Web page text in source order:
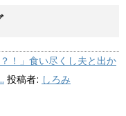
！」食い尽くし夫と出か
投稿者: しろみ